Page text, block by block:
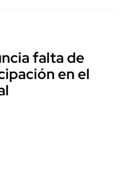
falta de
en el